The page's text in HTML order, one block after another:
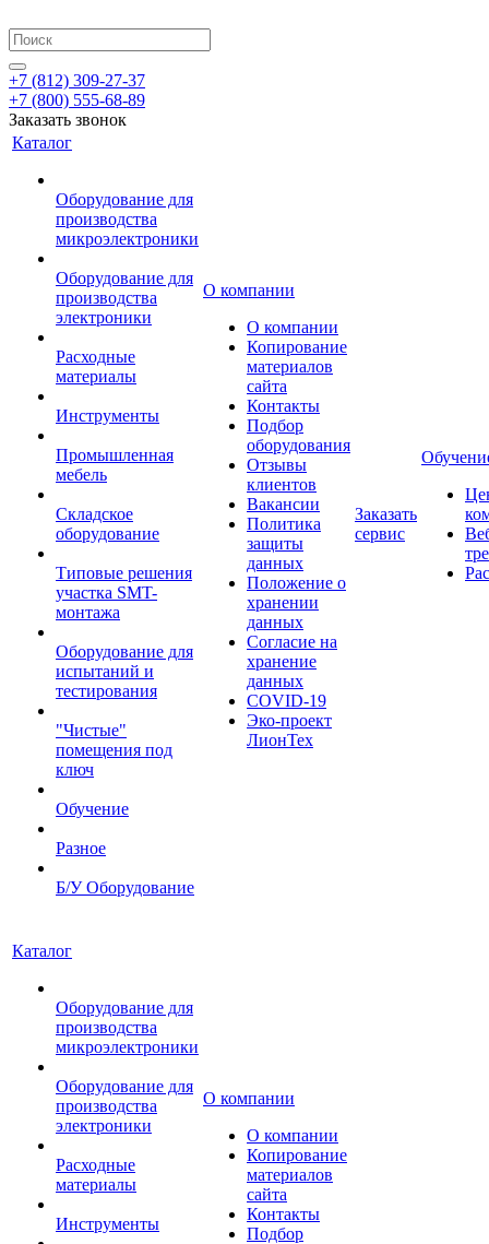
+7 (812) 309-27-37
+7 (800) 555-68-89
Заказать звонок
Каталог
Оборудование для
производства
микроэлектроники
Оборудование для
производства
электроники
Расходные
материалы
Инструменты
Промышленная
мебель
Складское
оборудование
Типовые решения
участка SMT-
монтажа
Оборудование для
испытаний и
тестирования
"Чистые"
помещения под
ключ
Обучение
Разное
Б/У Оборудование
О компании
О компании
Копирование
материалов
сайта
Контакты
Подбор
оборудования
Отзывы
клиентов
Вакансии
Политика
защиты
данных
Положение о
хранении
данных
Согласие на
хранение
данных
COVID-19
Эко-проект
ЛионТех
Заказать
сервис
Каталог
Оборудование для
производства
микроэлектроники
Оборудование для
производства
электроники
Расходные
материалы
Инструменты
О компании
О компании
Копирование
материалов
сайта
Контакты
Подбор